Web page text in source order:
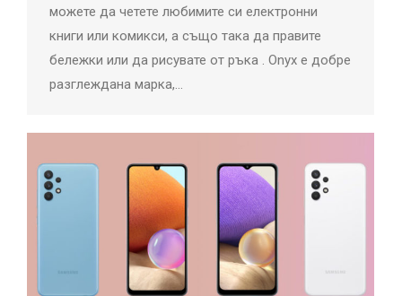
можете да четете любимите си електронни
книги или комикси, а също така да правите
бележки или да рисувате от ръка . Onyx е добре
разглеждана марка,…